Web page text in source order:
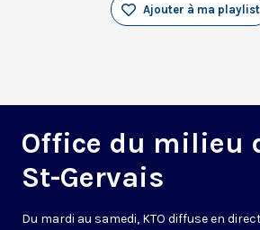
Ajouter à ma playlist
Office du milieu
St-Gervais
Du mardi au samedi, KTO diffuse en